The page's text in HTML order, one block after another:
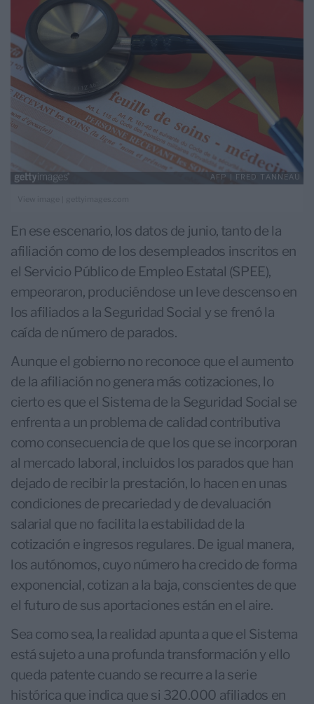
En ese escenario, los datos de junio, tanto de la
afiliación como de los desempleados inscritos en
el Servicio Público de Empleo Estatal (SPEE),
empeoraron, produciéndose un leve descenso en
los afiliados a la Seguridad Social y se frenó la
caída de número de parados.
Aunque el gobierno no reconoce que el aumento
de la afiliación no genera más cotizaciones, lo
cierto es que el Sistema de la Seguridad Social se
enfrenta a un problema de calidad contributiva
como consecuencia de que los que se incorporan
al mercado laboral, incluidos los parados que han
dejado de recibir la prestación, lo hacen en unas
condiciones de precariedad y de devaluación
salarial que no facilita la estabilidad de la
cotización e ingresos regulares. De igual manera,
los autónomos, cuyo número ha crecido de forma
exponencial, cotizan a la baja, conscientes de que
el futuro de sus aportaciones están en el aire.
Sea como sea, la realidad apunta a que el Sistema
está sujeto a una profunda transformación y ello
queda patente cuando se recurre a la serie
histórica que indica que si 320.000 afiliados en